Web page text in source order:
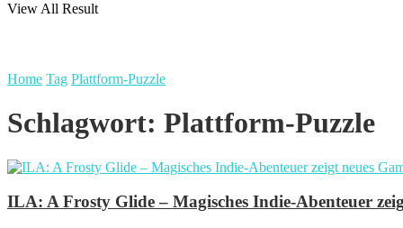
View All Result
Home Tag Plattform-Puzzle
Schlagwort: Plattform-Puzzle
ILA: A Frosty Glide – Magisches Indie-Abenteuer